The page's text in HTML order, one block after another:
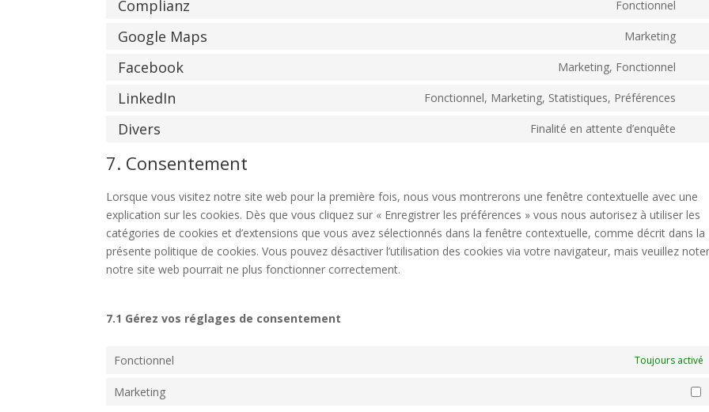
Complianz Fonctionnel
Google Maps Marketing
Facebook Marketing, Fonctionnel
LinkedIn Fonctionnel, Marketing, Statistiques, Préférences
Divers Finalité en attente d’enquête
divers
7. Consentement
Lorsque vous visitez notre site web pour la première fois, nous vous montrerons une fenêtre contextuelle avec une
explication sur les cookies. Dès que vous cliquez sur « Enregistrer les préférences » vous nous autorisez à utiliser les
catégories de cookies et d’extensions que vous avez sélectionnés dans la fenêtre contextuelle, comme décrit dans la
présente politique de cookies. Vous pouvez désactiver l’utilisation des cookies via votre navigateur, mais veuillez
notre site web pourrait ne plus fonctionner correctement.
7.1 Gérez vos réglages de consentement
Fonctionnel Toujours activé
Marketing